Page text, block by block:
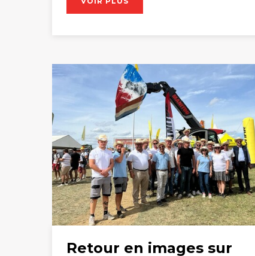
Retour en images sur